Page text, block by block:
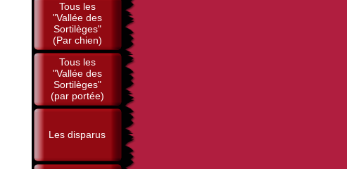
Tous les
"Vallée des
Sortilèges"
(Par chien)
Tous les
"Vallée des
Sortilèges"
(par portée)
Les disparus